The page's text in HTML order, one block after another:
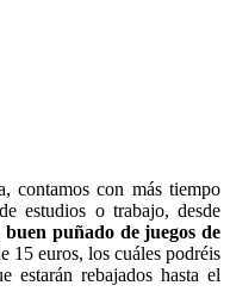
contamos con más tiempo
estudios o trabajo, desde
buen puñado de juegos de
15 euros, los cuáles podréis
estarán rebajados hasta el